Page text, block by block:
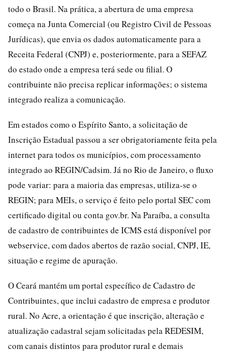
todo o Brasil. Na prática, a abertura de uma empresa
começa na Junta Comercial (ou Registro Civil de Pessoas
Jurídicas), que envia os dados automaticamente para a
Receita Federal (CNPJ) e, posteriormente, para a SEFAZ
do estado onde a empresa terá sede ou filial. O
contribuinte não precisa replicar informações; o sistema
integrado realiza a comunicação.
Em estados como o Espírito Santo, a solicitação de
Inscrição Estadual passou a ser obrigatoriamente feita pela
internet para todos os municípios, com processamento
integrado ao REGIN/Cadsim. Já no Rio de Janeiro, o fluxo
pode variar: para a maioria das empresas, utiliza-se o
REGIN; para MEIs, o serviço é feito pelo portal SEC com
certificado digital ou conta gov.br. Na Paraíba, a consulta
de cadastro de contribuintes de ICMS está disponível por
webservice, com dados abertos de razão social, CNPJ, IE,
situação e regime de apuração.
O Ceará mantém um portal específico de Cadastro de
Contribuintes, que inclui cadastro de empresa e produtor
rural. No Acre, a orientação é que inscrição, alteração e
atualização cadastral sejam solicitadas pela REDESIM,
com canais distintos para produtor rural e demais